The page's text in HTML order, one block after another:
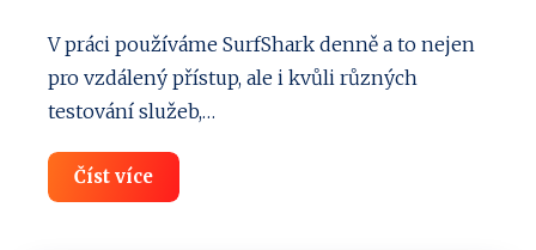
V práci používáme SurfShark denně a to nejen
pro vzdálený přístup, ale i kvůli různých
testování služeb,…
Číst víceSurfshark
prošel